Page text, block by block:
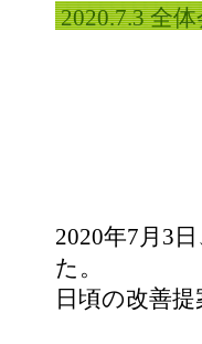
2020.7.3 全
2020年7月3
た。
日頃の改善